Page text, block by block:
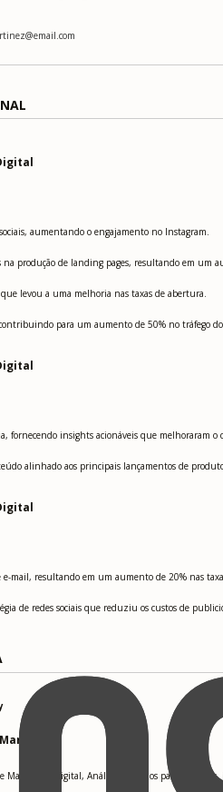
aumentando o engajamento no Instagram.
na produção de landing pages, resultando em um
levou a uma melhoria nas taxas de abertura.
para um aumento de 50% no tráfego
fornecendo insights acionáveis que melhoraram o
alinhado aos principais lançamentos de
e-mail, resultando em um aumento de 20% nas
de redes sociais que reduziu os custos de
Marketing Digital, Análise de Dados para Negócios,